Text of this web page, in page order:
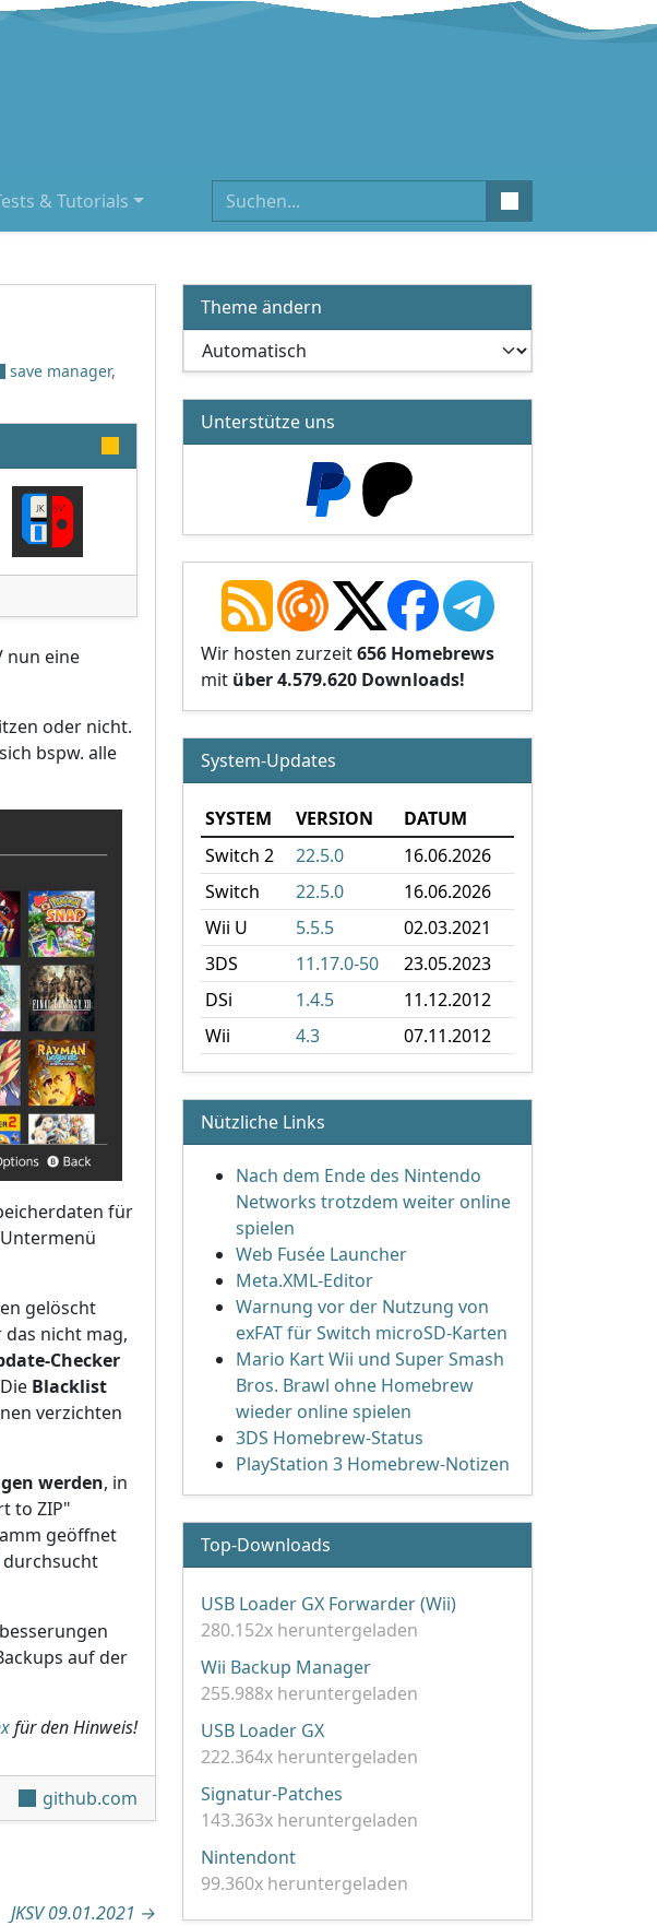
& Tutorials Suchen
save manager,
nun eine
oder nicht.
bspw. alle
für
gelöscht
nicht mag,
Checker
Blacklist
verzichten
werden, in
to ZIP"
geöffnet
durchsucht
auf der
für den Hinweis!
github.com
JKSV 09.01.2021 →
Theme ändern
Unterstütze uns
Wir hosten zurzeit656 Homebrews
mit über 4.579.620 Downloads!
System-Updates
SYSTEM VERSION
DATUM
Switch 2
22.5.0
16.06.2026
Switch
22.5.0
16.06.2026
Wii U
5.5.5
02.03.2021
3DS
11.17.0-50
23.05.2023
DSi
1.4.5
11.12.2012
Wii
4.3 07.11.2012
Nützliche Links
Nach dem Ende des Nintendo
Networks trotzdem weiter online
spielen
Web Fusée Launcher
Meta.XML-Editor
Warnung vor der Nutzung von
exFAT für Switch microSD-Karten
Mario Kart Wii und Super Smash
Bros. Brawl ohne Homebrew
wieder online spielen
3DS Homebrew-Status
PlayStation 3 Homebrew-Notizen
Top-Downloads
USB Loader GX Forwarder (Wii)
280.152x heruntergeladen
Wii Backup Manager
255.988x heruntergeladen
USB Loader GX
222.364x heruntergeladen
Signatur-Patches
143.363x heruntergeladen
Nintendont
99.360x heruntergeladen